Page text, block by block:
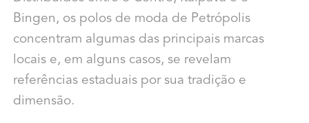
Bingen, os polos de moda de Petrópolis
concentram algumas das principais marcas
locais e, em alguns casos, se revelam
referências estaduais por sua tradição e
dimensão.